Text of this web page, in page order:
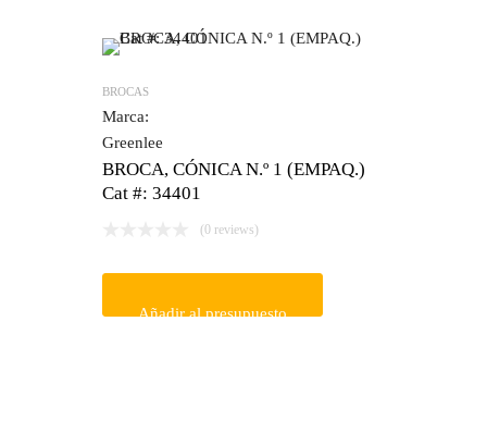
BROCAS
Marca:
Greenlee
BROCA, CÓNICA N.º 1 (EMPAQ.)
Cat #: 34401
(0 reviews)
Añadir al presupuesto